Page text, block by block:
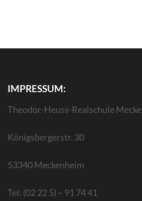
IMPRESSUM:
Theodor-Heuss-Realschule
Königsbergerstr. 30
53340 Meckenheim
Tel: (02 22 5) – 91 74 41